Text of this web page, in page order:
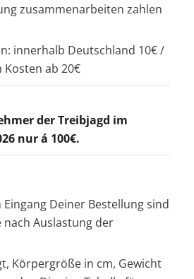
zusammenarbeiten zahlen
innerhalb Deutschland 10€ /
Kosten ab 20€
der Treibjagd im
nur á 100€.
Deiner Bestellung sind
nach Auslastung der
Körpergröße in cm, Gewicht